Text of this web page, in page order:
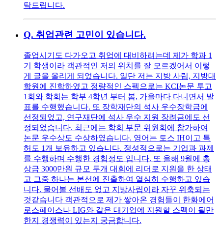
탁드립니다.
Q. 취업관련 고민이 있습니다.
졸업시기도 다가오고 취업에 대비하려는데 제가 학과 1
기 학생이라 객관적인 저의 위치를 잘 모르겠어서 이렇
게 글을 올리게 되었습니다. 일단 저는 지방 사립, 지방대
학원에 진학하였고 정량적인 스펙으로는 KCI논문 투고
1회와 학회는 학부 4학년 부터 봄, 가을마다 다니면서 발
표를 수행했습니다. 또 장학재단의 석사 우수장학금에
선정되었고, 연구재단에 석사 우수 지원 장려금에도 선
정되었습니다. 최근에는 학회 부문 위원회에 참가하여
논문 우수상도 수상하였습니다. 영어는 토스 IH이고 특
허도 1개 보유하고 있습니다. 정성적으로는 기업과 과제
를 수행하며 수행한 경험정도 입니다. 또 올해 9월에 총
상금 3000만원 규모 두개 대회에 리더로 지원을 한 상태
고 그중 하나는 본선에 진출하여 열심히 수행하고 있습
니다. 물어볼 선배도 없고 지방사립이라 자꾸 위축되는
것같습니다 객관적으로 제가 쌓아온 경험들이 한화에어
로스페이스나 LIG와 같은 대기업에 지원할 스펙이 될만
한지 경쟁력이 있는지 궁금합니다.